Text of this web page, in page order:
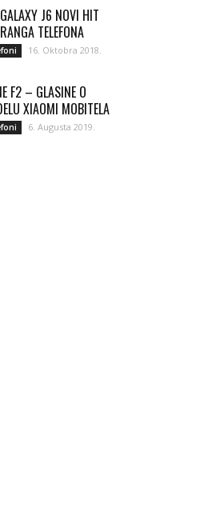
J6 NOVI HIT
TELEFONA
16. Oktobra 2018.
F2 – GLASINE O
XIAOMI MOBITELA
6. Augusta 2019.